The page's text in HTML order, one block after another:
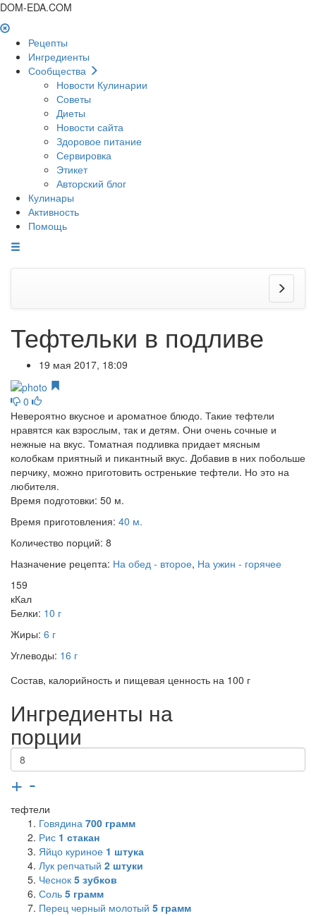
DOM-EDA.COM
Рецепты
Ингредиенты
Сообщества
Новости Кулинарии
Советы
Диеты
Новости сайта
Здоровое питание
Сервировка
Этикет
Авторский блог
Кулинары
Активность
Помощь
Тефтельки в подливе
19 мая 2017, 18:09
0
Невероятно вкусное и ароматное блюдо. Такие тефтели
нравятся как взрослым, так и детям. Они очень сочные и
нежные на вкус. Томатная подливка придает мясным
колобкам приятный и пикантный вкус. Добавив в них побольше
перчику, можно приготовить остренькие тефтели. Но это на
любителя.
Время подготовки: 50 м.
Время приготовления: 40 м.
Количество порций: 8
Назначение рецепта: На обед - второе, На ужин - горячее
159
кКал
Белки: 10 г
Жиры: 6 г
Углеводы: 16 г
Состав, калорийность и пищевая ценность на 100 г
Ингредиенты на
порции
+ -
тефтели
Говядина 700 грамм
Рис 1 стакан
Яйцо куриное 1 штука
Лук репчатый 2 штуки
Чеснок 5 зубков
Соль 5 грамм
Перец черный молотый 5 грамм